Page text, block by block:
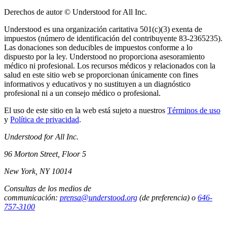
Derechos de autor © Understood for All Inc.
Understood es una organización caritativa 501(c)(3) exenta de
impuestos (número de identificación del contribuyente 83-2365235).
Las donaciones son deducibles de impuestos conforme a lo
dispuesto por la ley. Understood no proporciona asesoramiento
médico ni profesional. Los recursos médicos y relacionados con la
salud en este sitio web se proporcionan únicamente con fines
informativos y educativos y no sustituyen a un diagnóstico
profesional ni a un consejo médico o profesional.
El uso de este sitio en la web está sujeto a nuestros Términos de uso
y Política de privacidad.
Understood for All Inc.
96 Morton Street, Floor 5
New York, NY 10014
Consultas de los medios de
communicación: prensa@understood.org (de preferencia) o 646-
757-3100